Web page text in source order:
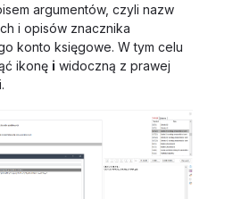
argumentów, czyli nazw
i opisów znacznika
konto księgowe. W tym celu
ikonę i widoczną z prawej